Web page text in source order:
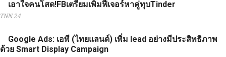
เอาใจคนโสด!FBเตรียมเพิ่มฟีเจอร์หาคู่ทุบTinder
TNN 24
Google Ads: เอพี (ไทยแลนด์) เพิ่ม lead อย่างมีประสิทธิภาพ
ด้วย Smart Display Campaign